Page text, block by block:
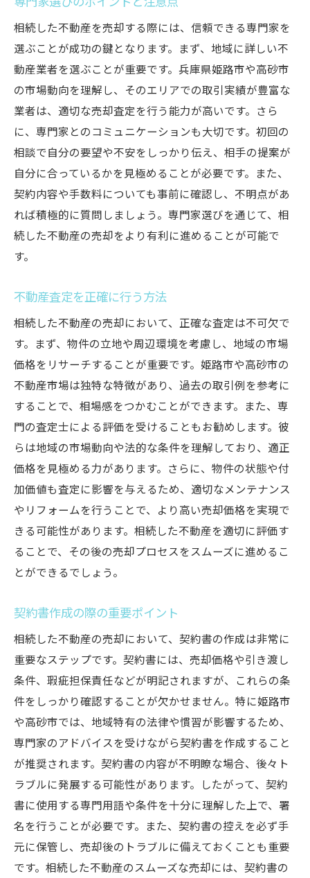
相続した不動産を売却する際には、信頼できる専門家を
選ぶことが成功の鍵となります。まず、地域に詳しい不
動産業者を選ぶことが重要です。兵庫県姫路市や高砂市
の市場動向を理解し、そのエリアでの取引実績が豊富な
業者は、適切な売却査定を行う能力が高いです。さら
に、専門家とのコミュニケーションも大切です。初回の
相談で自分の要望や不安をしっかり伝え、相手の提案が
自分に合っているかを見極めることが必要です。また、
契約内容や手数料についても事前に確認し、不明点があ
れば積極的に質問しましょう。専門家選びを通じて、相
続した不動産の売却をより有利に進めることが可能で
す。
不動産査定を正確に行う方法
相続した不動産の売却において、正確な査定は不可欠で
す。まず、物件の立地や周辺環境を考慮し、地域の市場
価格をリサーチすることが重要です。姫路市や高砂市の
不動産市場は独特な特徴があり、過去の取引例を参考に
することで、相場感をつかむことができます。また、専
門の査定士による評価を受けることもお勧めします。彼
らは地域の市場動向や法的な条件を理解しており、適正
価格を見極める力があります。さらに、物件の状態や付
加価値も査定に影響を与えるため、適切なメンテナンス
やリフォームを行うことで、より高い売却価格を実現で
きる可能性があります。相続した不動産を適切に評価す
ることで、その後の売却プロセスをスムーズに進めるこ
とができるでしょう。
契約書作成の際の重要ポイント
相続した不動産の売却において、契約書の作成は非常に
重要なステップです。契約書には、売却価格や引き渡し
条件、瑕疵担保責任などが明記されますが、これらの条
件をしっかり確認することが欠かせません。特に姫路市
や高砂市では、地域特有の法律や慣習が影響するため、
専門家のアドバイスを受けながら契約書を作成すること
が推奨されます。契約書の内容が不明瞭な場合、後々ト
ラブルに発展する可能性があります。したがって、契約
書に使用する専門用語や条件を十分に理解した上で、署
名を行うことが必要です。また、契約書の控えを必ず手
元に保管し、売却後のトラブルに備えておくことも重要
です。相続した不動産のスムーズな売却には、契約書の